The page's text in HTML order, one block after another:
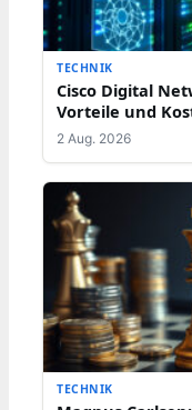
TECHNIK
Cisco Digital
Vorteile und
2 Aug. 2026
TECHNIK